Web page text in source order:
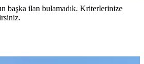
başka ilan bulamadık. Kriterlerinize